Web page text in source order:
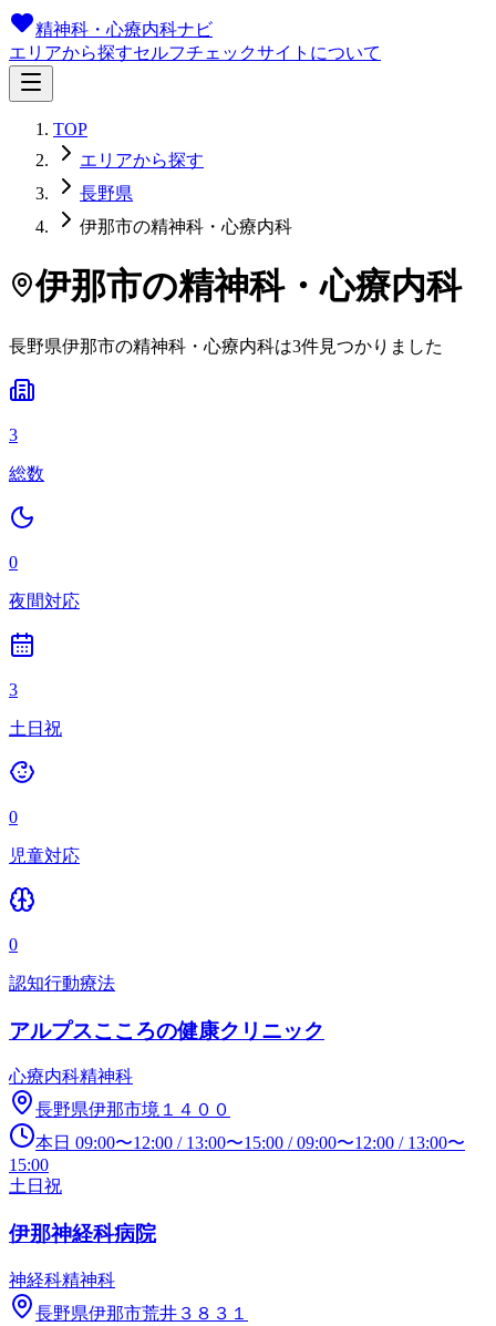
精神科・心療内科ナビ
エリアから探すセルフチェックサイトについて
TOP
エリアから探す
長野県
伊那市の精神科・心療内科
伊那市の精神科・心療内科
長野県伊那市の精神科・心療内科は3件見つかりました
3
総数
0
夜間対応
3
土日祝
0
児童対応
0
認知行動療法
アルプスこころの健康クリニック
心療内科精神科
長野県伊那市境１４００
本日 09:00〜12:00 / 13:00〜15:00 /09:00〜12:00 / 13:00〜
15:00
土日祝
伊那神経科病院
神経科精神科
長野県伊那市荒井３８３１